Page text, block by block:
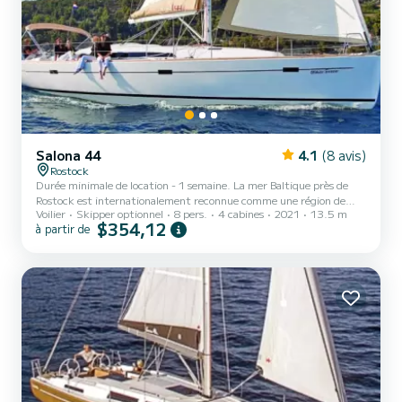
Salona 44 4.1 (8 avis)
Rostock
Durée minimale de location - 1 semaine. La mer Baltique près de
Rostock est internationalement reconnue comme une région de
voile exceptionnelle. L'eau est d'une profondeur sûre et la côte est
peu découpée. En naviguant vers Kühlungsborn ou Rerik, vous
"ville blanche au bord de la mer". De Rostock-Warnemünde, des
croisières en voilier le long de la côte extérieur...
Voilier Skipper optionnel 8 pers. 4 cabines 2021 13.5 m
à partir de $354,12